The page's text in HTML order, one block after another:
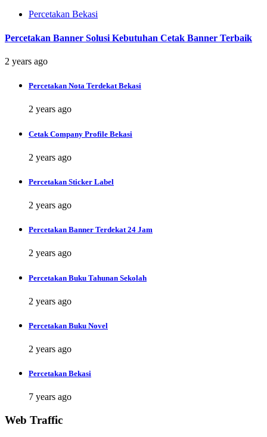
Percetakan Bekasi
Percetakan Banner Solusi Kebutuhan Cetak Banner Terbaik
2 years ago
Percetakan Nota Terdekat Bekasi
2 years ago
Cetak Company Profile Bekasi
2 years ago
Percetakan Sticker Label
2 years ago
Percetakan Banner Terdekat 24 Jam
2 years ago
Percetakan Buku Tahunan Sekolah
2 years ago
Percetakan Buku Novel
2 years ago
Percetakan Bekasi
7 years ago
Web Traffic